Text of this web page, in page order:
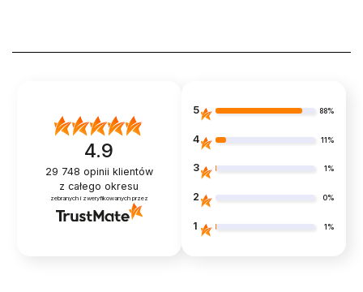
4.9
29 748 opinii klientów
z całego okresu
zebranych i zweryfikowanych przez
5 88%
4 11%
3 1%
2 0%
1 1%